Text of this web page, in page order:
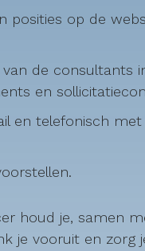
posities op de
de consultants
en
en telefonisch
houd je, samen
je vooruit en